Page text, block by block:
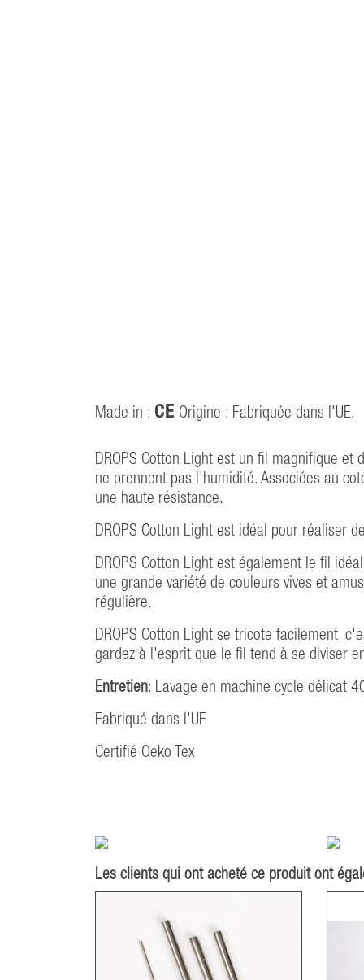
Made in : CE Origine : Fabriquée dans l'UE.
DROPS Cotton Light est un fil magnifique
ne prennent pas l'humidité. Associées au
une haute résistance.
DROPS Cotton Light est idéal pour réaliser
DROPS Cotton Light est également le fil
une grande variété de couleurs vives et
régulière.
DROPS Cotton Light se tricote facilement,
gardez à l'esprit que le fil tend à se diviser
Entretien: Lavage en machine cycle délicat
Fabriqué dans l'UE
Certifié Oeko Tex
Les clients qui ont acheté ce produit ont